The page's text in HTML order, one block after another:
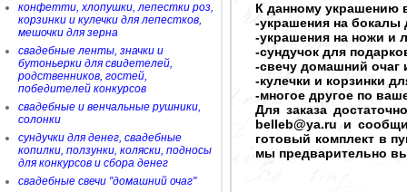
конфетти, хлопушки, лепестки роз,
корзинки и кулечки для лепестков,
мешочки для зерна
свадебные ленты, значки и
бутоньерки для свидетелей,
родственников, гостей,
победителей конкурсов
свадебные и венчальные рушники,
солонки
сундучки для денег, свадебные
копилки, ползунки, коляски, подносы
для конкурсов и сбора денег
свадебные свечи "домашний очаг"
К данному украшению
-украшения на бокалы
-украшения на ножи и
-сундучок для
-свечу домашний очаг
-кулечки и корзинки
-многое другое по
Для заказа
belleb@ya.ru и
готовый комплект в
мы предварительно